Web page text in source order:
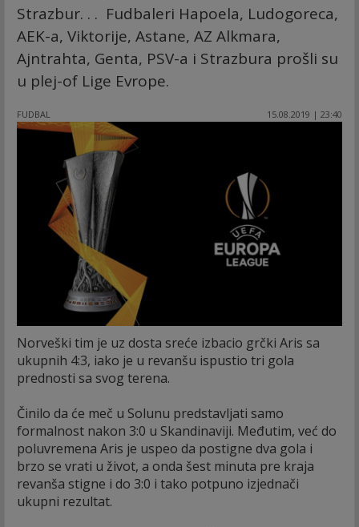
Strazbur. . . Fudbaleri Hapoela, Ludogoreca,
AEK-a, Viktorije, Astane, AZ Alkmara,
Ajntrahta, Genta, PSV-a i Strazbura prošli su
u plej-of Lige Evrope.
FUDBAL 15.08.2019 | 23:40
Norveški tim je uz dosta sreće izbacio grčki Aris sa
ukupnih 4:3, iako je u revanšu ispustio tri gola
prednosti sa svog terena.
Činilo da će meč u Solunu predstavljati samo
formalnost nakon 3:0 u Skandinaviji. Međutim, već do
poluvremena Aris je uspeo da postigne dva gola i
brzo se vrati u život, a onda šest minuta pre kraja
revanša stigne i do 3:0 i tako potpuno izjednači
ukupni rezultat.